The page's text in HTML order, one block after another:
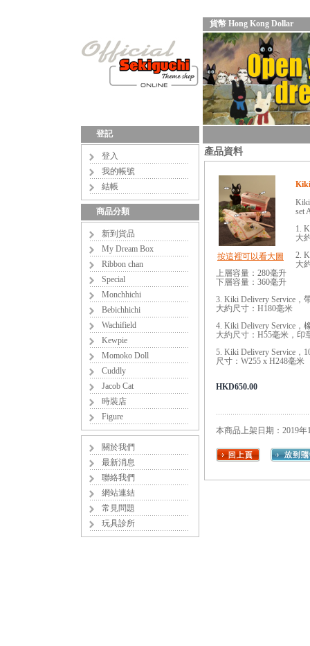
貨幣 Hong Kong Dollar
登記
登入
我的帳號
結帳
商品分類
新到貨品
My Dream Box
Ribbon chan
Special
Monchhichi
Bebichhichi
Wachifield
Kewpie
Momoko Doll
Cuddly
Jacob Cat
時裝店
Figure
關於我們
最新消息
聯絡我們
網站連結
常見問題
玩具診所
產品資料
按這裡可以看大圖
Kiki
set
1.
大
2.
大
上層容量：280毫升
下層容量：360毫升
3. Kiki Delivery Service，
大約尺寸：H180毫米
4. Kiki Delivery Service，
大約尺寸：H55毫米，印
5. Kiki Delivery Service，
尺寸：W255 x H248毫米
HKD650.00
本商品上架日期：2019年